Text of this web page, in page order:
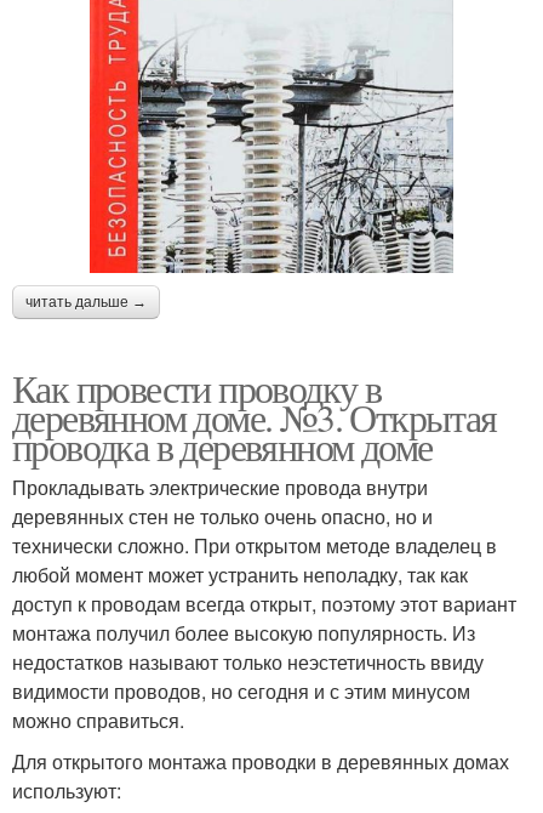
читать дальше →
Как провести проводку в
деревянном доме. №3. Открытая
проводка в деревянном доме
Прокладывать электрические провода внутри
деревянных стен не только очень опасно, но и
технически сложно. При открытом методе владелец в
любой момент может устранить неполадку, так как
доступ к проводам всегда открыт, поэтому этот вариант
монтажа получил более высокую популярность. Из
недостатков называют только неэстетичность ввиду
видимости проводов, но сегодня и с этим минусом
можно справиться.
Для открытого монтажа проводки в деревянных домах
используют: